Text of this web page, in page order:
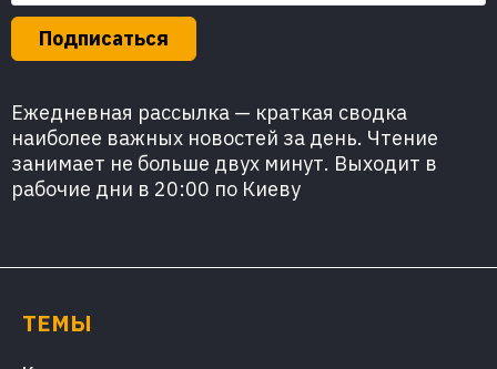
Подписаться
Ежедневная рассылка — краткая сводка
наиболее важных новостей за день. Чтение
занимает не больше двух минут. Выходит в
рабочие дни в 20:00 по Киеву
ТЕМЫ